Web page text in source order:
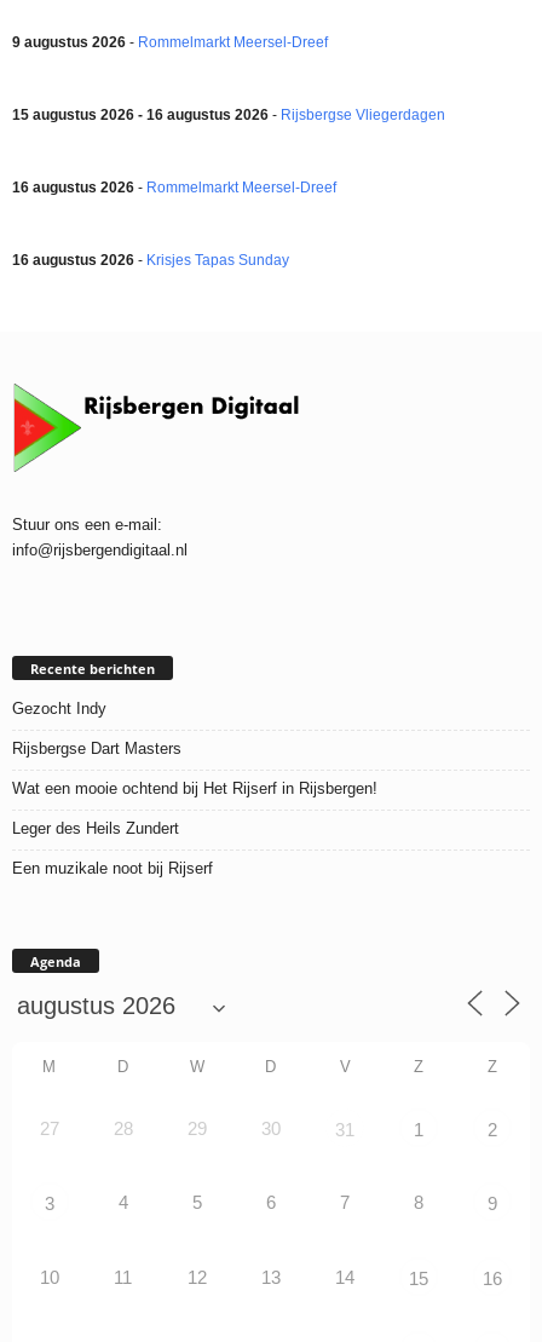
9 augustus 2026 - Rommelmarkt Meersel-Dreef
15 augustus 2026 - 16 augustus 2026 - Rijsbergse Vliegerdagen
16 augustus 2026 - Rommelmarkt Meersel-Dreef
16 augustus 2026 - Krisjes Tapas Sunday
Stuur ons een e-mail:
info@rijsbergendigitaal.nl
Recente berichten
Gezocht Indy
Rijsbergse Dart Masters
Wat een mooie ochtend bij Het Rijserf in Rijsbergen!
Leger des Heils Zundert
Een muzikale noot bij Rijserf
Agenda
M D W D V Z Z
27 28 29 30 31 1 2
3 4 5 6 7 8 9
10 11 12 13 14 15 16